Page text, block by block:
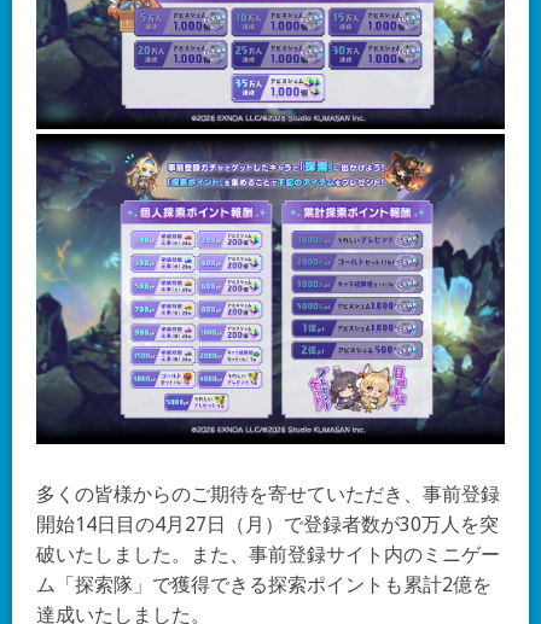
多くの皆様からのご期待を寄せていただき、事前登録
開始14日目の4月27日（月）で登録者数が30万人を突
破いたしました。また、事前登録サイト内のミニゲー
ム「探索隊」で獲得できる探索ポイントも累計2億を
達成いたしました。